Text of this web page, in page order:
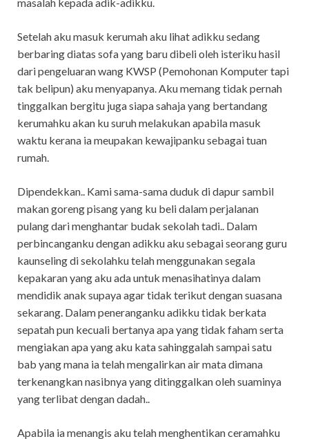
Setelah aku masuk kerumah aku lihat adikku sedang
berbaring diatas sofa yang baru dibeli oleh isteriku hasil
dari pengeluaran wang KWSP (Pemohonan Komputer tapi
tak belipun) aku menyapanya. Aku memang tidak pernah
tinggalkan bergitu juga siapa sahaja yang bertandang
kerumahku akan ku suruh melakukan apabila masuk
waktu kerana ia meupakan kewajipanku sebagai tuan
rumah.
Dipendekkan.. Kami sama-sama duduk di dapur sambil
makan goreng pisang yang ku beli dalam perjalanan
pulang dari menghantar budak sekolah tadi.. Dalam
perbincanganku dengan adikku aku sebagai seorang guru
kaunseling di sekolahku telah menggunakan segala
kepakaran yang aku ada untuk menasihatinya dalam
mendidik anak supaya agar tidak terikut dengan suasana
sekarang. Dalam peneranganku adikku tidak berkata
sepatah pun kecuali bertanya apa yang tidak faham serta
mengiakan apa yang aku kata sahinggalah sampai satu
bab yang mana ia telah mengalirkan air mata dimana
terkenangkan nasibnya yang ditinggalkan oleh suaminya
yang terlibat dengan dadah..
Apabila ia menangis aku telah menghentikan ceramahku